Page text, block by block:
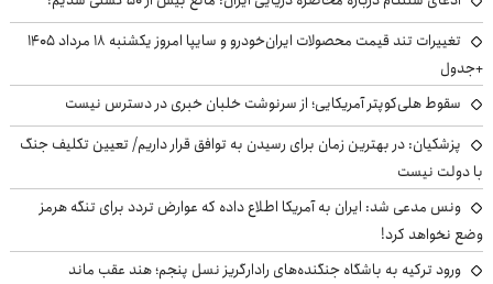
تغییرات تند قیمت محصولات ایران‌خودرو و سایپا امروز یکشنبه ۱۸ مرداد ۱۴۰۵
+جدول
سقوط هلی‌کوپتر آمریکایی؛ از سرنوشت خلبان خبری در دسترس نیست
پزشکیان‌: در بهترین زمان برای رسیدن به توافق قرار داریم/ تعیین تکلیف جنگ
با دولت نیست
ونس مدعی شد: ایران به آمریکا اطلاع داده که عوارض تردد برای تنگه هرمز
وضع نخواهد کرد!
ورود ترکیه به باشگاه جنگنده‌های رادارگریز نسل پنجم؛ هند عقب ماند